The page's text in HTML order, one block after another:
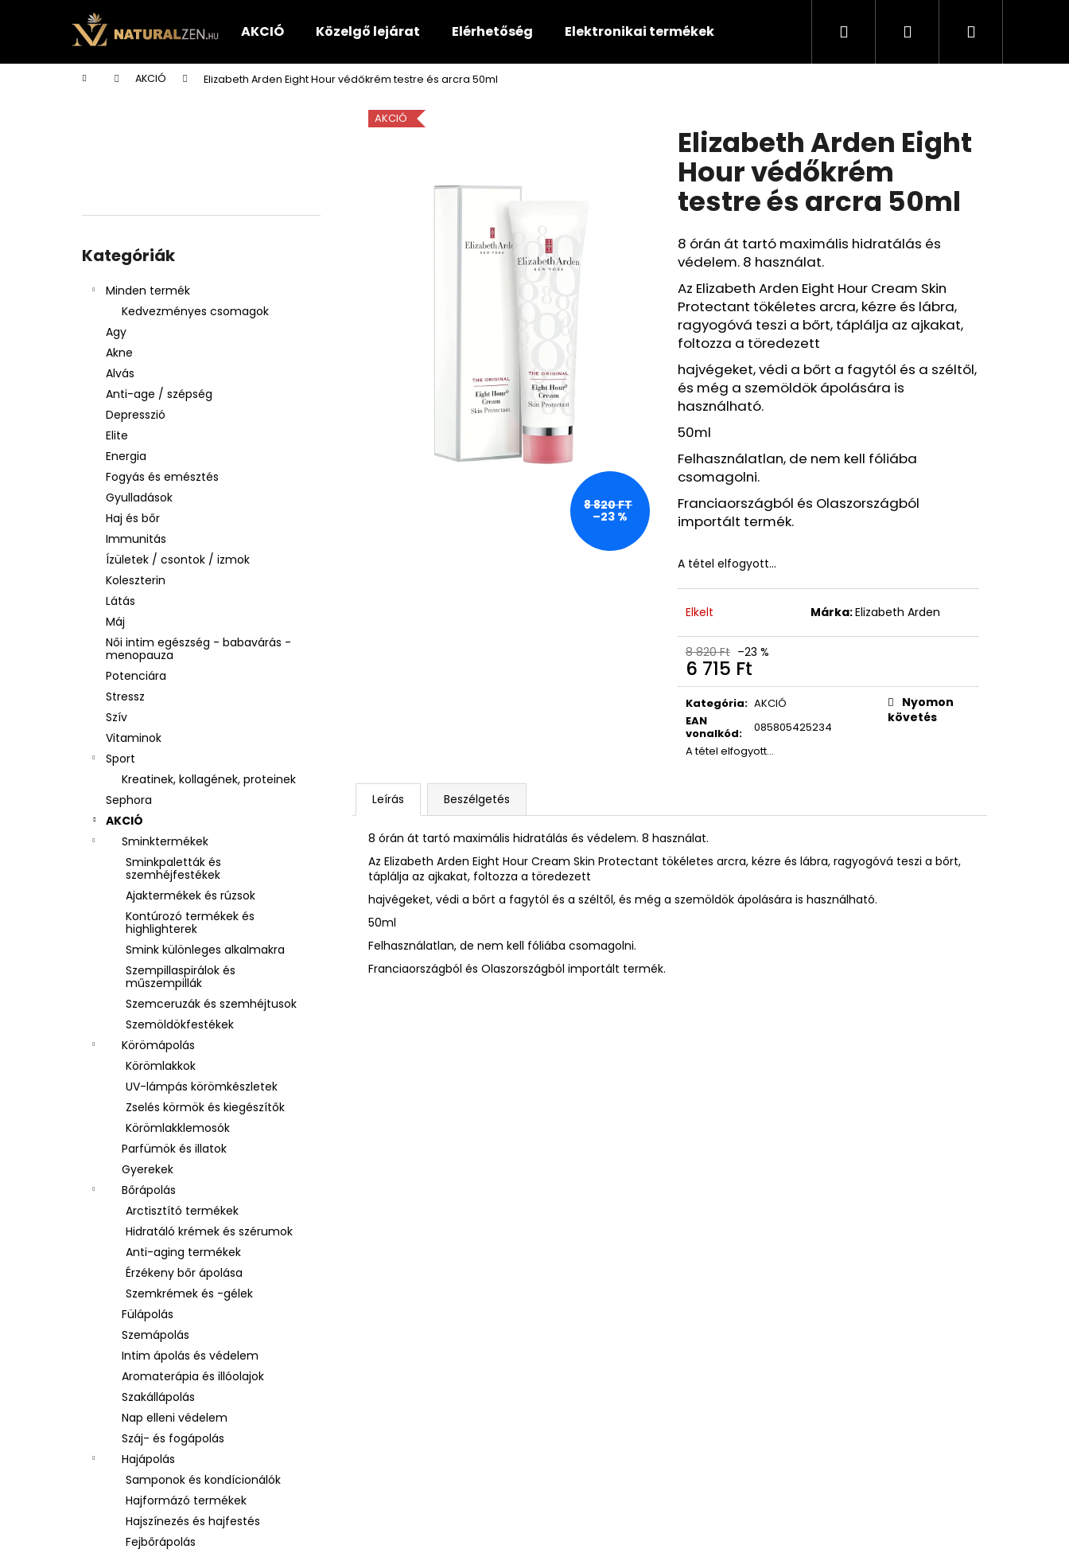
AKCIÓ Közelgő lejárat Elérhetőség Elektronikai termékek Minden termék
KeresésBejelentkezés
Kosár
KezdőlapAKCIÓ Elizabeth Arden Eight Hour védőkrém testre és arcra 50ml
átugrása
Kategóriák
Minden termék
Kedvezményes csomagok
Agy
Akne
Alvás
Anti-age / szépség
Depresszió
Elite
Energia
Fogyás és emésztés
Gyulladások
Haj és bőr
Immunitás
Ízületek / csontok / izmok
Koleszterin
Látás
Máj
Női intim egészség - babavárás -
menopauza
Potenciára
Stressz
Szív
Vitaminok
Sport
Kreatinek, kollagének, proteinek
Sephora
AKCIÓ
Sminktermékek
Sminkpaletták és
szemhéjfestékek
Ajaktermékek és rúzsok
Kontúrozó termékek és
highlighterek
Smink különleges alkalmakra
Szempillaspirálok és
műszempillák
Szemceruzák és szemhéjtusok
Szemöldökfestékek
Körömápolás
Körömlakkok
UV-lámpás körömkészletek
Zselés körmök és kiegészítők
Körömlakklemosók
Parfümök és illatok
Gyerekek
Bőrápolás
Arctisztító termékek
Hidratáló krémek és szérumok
Anti-aging termékek
Érzékeny bőr ápolása
Szemkrémek és -gélek
Fülápolás
Szemápolás
Intim ápolás és védelem
Aromaterápia és illóolajok
Szakállápolás
Nap elleni védelem
Száj- és fogápolás
Hajápolás
Samponok és kondícionálók
Hajformázó termékek
Hajszínezés és hajfestés
Fejbőrápolás
Elizabeth Arden Eight
Hour védőkrém
testre és arcra 50ml
8 órán át tartó maximális hidratálás és
védelem. 8 használat.
Az Elizabeth Arden Eight Hour Cream Skin
Protectant tökéletes arcra, kézre és lábra,
ragyogóvá teszi a bőrt, táplálja az ajkakat,
foltozza a töredezett
hajvégeket, védi a bőrt a fagytól és a széltől,
és még a szemöldök ápolására is
használható.
50ml
Felhasználatlan, de nem kell fóliába
csomagolni.
Franciaországból és Olaszországból
importált termék.
A tétel elfogyott…
Elkelt Márka:Elizabeth Arden
8 820 Ft –23 %
6 715 Ft
Egységár:
Kategória: AKCIÓ
EAN
vonalkód:
085805425234
A tétel elfogyott…
Nyomon
követés
AKCIÓ
8 820 FT
–23 %
Leírás Beszélgetés
8 órán át tartó maximális hidratálás és védelem. 8 használat.
Az Elizabeth Arden Eight Hour Cream Skin Protectant tökéletes arcra, kézre és lábra, ragyogóvá teszi a bőrt,
táplálja az ajkakat, foltozza a töredezett
hajvégeket, védi a bőrt a fagytól és a széltől, és még a szemöldök ápolására is használható.
50ml
Felhasználatlan, de nem kell fóliába csomagolni.
Franciaországból és Olaszországból importált termék.
á
Vissza
a boltba
Vissza
a boltba
Mit keres?
Következő
LA ROCHE-POSAY B5 RÁNCTALANÍTÓ
SZÉRUM ÉRZÉKENY BŐRRE, 10 ML
1 760 Ft
Korábbi: 4 580 Ft
ASTRID HYALURONIC GOLD FIATALÍTÓ
HIDROGÉL SZEMKÖRNYÉKÁPOLÓ
TAPASZOK (EXP: 03/26)
BEAUTY OF JOSEON MATTE SUN STICK
MUGWORT + CAMELIA
SPF50+/PA++++, 18G